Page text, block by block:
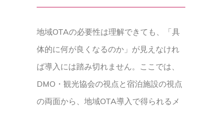
地域OTAの必要性は理解できても、「具
体的に何が良くなるのか」が見えなけれ
ば導入には踏み切れません。ここでは、
DMO・観光協会の視点と宿泊施設の視点
の両面から、地域OTA導入で得られるメ